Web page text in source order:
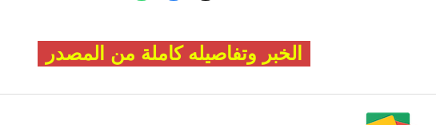
الخبر وتفاصيله كاملة من المصدر